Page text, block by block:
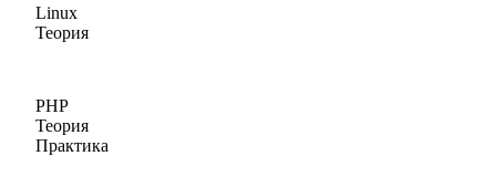
Linux
Теория
PHP
Теория
Практика